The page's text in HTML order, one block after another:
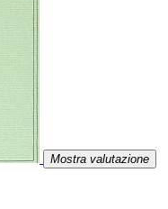
Mostra valutazione